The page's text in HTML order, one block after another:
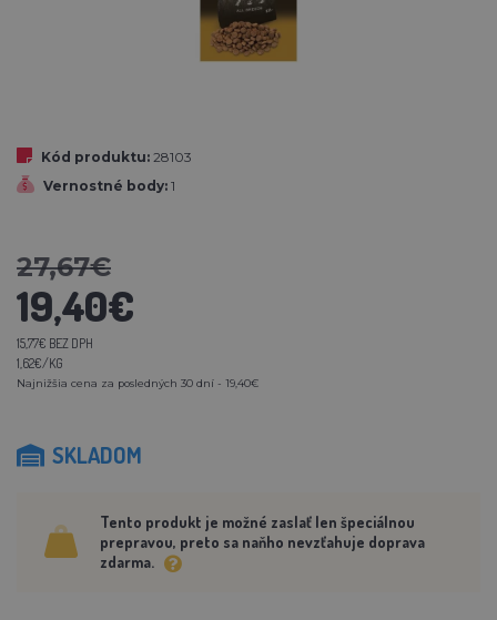
Kód produktu: 28103
Vernostné body: 1
27,67€
19,40€
15,77€ BEZ DPH
1,62€/KG
Najnižšia cena za posledných 30 dní - 19,40€
SKLADOM
Tento produkt je možné zaslať len špeciálnou
prepravou, preto sa naňho nevzťahuje doprava
zdarma.